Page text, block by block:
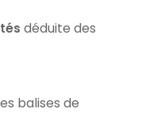
déduite des
balises de